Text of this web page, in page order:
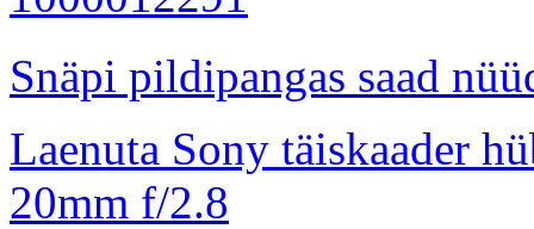
Snäpi pildipangas saad
Laenuta Sony täiskaader
20mm f/2.8